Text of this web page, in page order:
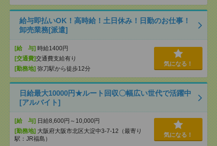
給与即払いOK！高時給！土日休み！日勤のお仕事！
卸売業務[派遣]
[給 与] 時給1400円
[交通費]交通費支給有り
[勤務地] 弥刀駅から徒歩12分
気になる！
日給最大10000円★ルート回収〇幅広い世代で活躍中
[アルバイト]
[給 与] 日給8,600円～10,000円
[勤務地] 大阪府大阪市北区大淀中3-7-12（最寄り
駅：JR福島）
気になる！